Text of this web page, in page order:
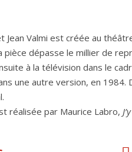
Jean Valmi est créée au
pièce dépasse le millier de
à la télévision dans le
une autre version, en 1984.
réalisée par Maurice Labro,